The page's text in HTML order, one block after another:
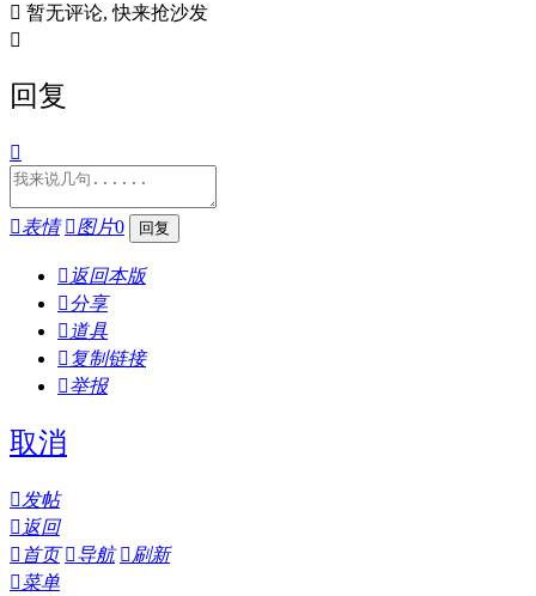
 暂无评论, 快来抢沙发

回复

表情 图片0
 返回本版
分享
 道具
 复制链接
举报
取消
发帖
 返回
 首页 导航 刷新
菜单